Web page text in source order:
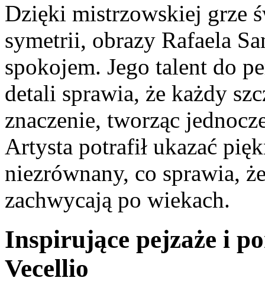
Dzięki mistrzowskiej grze
symetrii, obrazy Rafaela
spokojem. Jego talent do
⁤detali sprawia, że każdy
znaczenie, tworząc
Artysta ⁤potrafił ⁢ukazać
niezrównany, co⁤ sprawia,‌
⁢zachwycają po wiekach.
Inspirujące pejzaże i
Vecellio